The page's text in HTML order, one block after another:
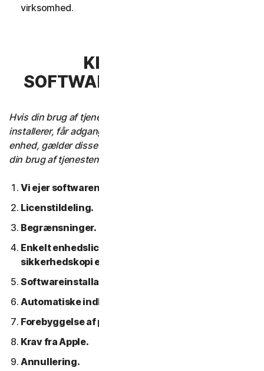
virksomhed.
KLAUSUL 3 –
SOFTWARELICENSVILKÅR
Hvis din brug af tjenesten kræver, at du downloader,
installerer, får adgang til eller bruger software på en
enhed, gælder disse softwarelicensbetingelser også for
din brug af tjenesten.
Vi ejer softwaren.
Licenstildeling.
Begrænsninger.
Enkelt enhedslicens; Kun en arkiv- eller
sikkerhedskopi er tilladt.
Softwareinstallation.
Automatiske indholdsopdateringer.
Forebyggelse af piratkopiering af software.
Krav fra Apple.
Annullering.